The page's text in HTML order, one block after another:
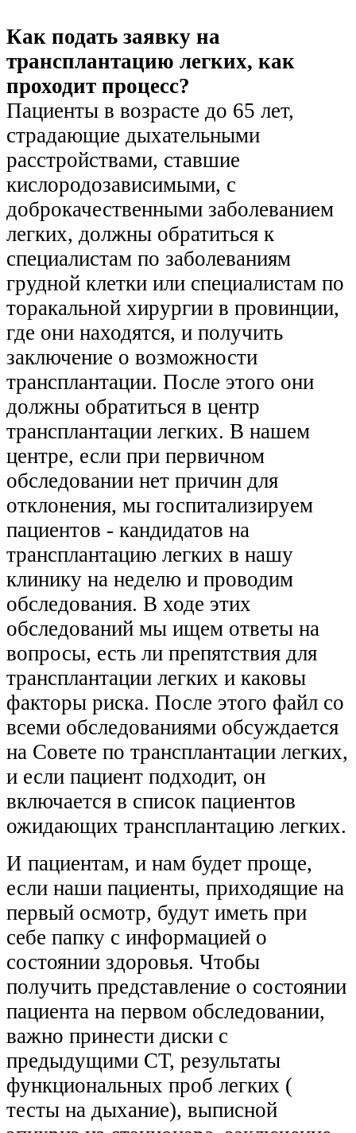
Как подать заявку на
трансплантацию легких, как
проходит процесс?
Пациенты в возрасте до 65 лет,
страдающие дыхательными
расстройствами, ставшие
кислородозависимыми, с
доброкачественными заболеванием
легких, должны обратиться к
специалистам по заболеваниям
грудной клетки или специалистам по
торакальной хирургии в провинции,
где они находятся, и получить
заключение о возможности
трансплантации. После этого они
должны обратиться в центр
трансплантации легких. В нашем
центре, если при первичном
обследовании нет причин для
отклонения, мы госпитализируем
пациентов - кандидатов на
трансплантацию легких в нашу
клинику на неделю и проводим
обследования. В ходе этих
обследований мы ищем ответы на
вопросы, есть ли препятствия для
трансплантации легких и каковы
факторы риска. После этого файл со
всеми обследованиями обсуждается
на Совете по трансплантации легких,
и если пациент подходит, он
включается в список пациентов
ожидающих трансплантацию легких.
И пациентам, и нам будет проще,
если наши пациенты, приходящие на
первый осмотр, будут иметь при
себе папку с информацией о
состоянии здоровья. Чтобы
получить представление о состоянии
пациента на первом обследовании,
важно принести диски с
предыдущими СТ, результаты
функциональных проб легких (
тесты на дыхание), выписной